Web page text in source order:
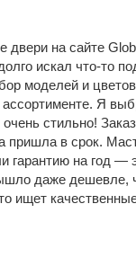
двери на сайте
искал что-то
моделей и
ассортименте. Я
стильно!
пришла в срок.
гарантию на год —
даже дешевле,
ищет